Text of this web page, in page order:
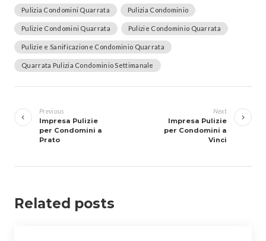
Pulizia Condomini Quarrata Pulizia Condominio
Pulizie Condomini Quarrata Pulizie Condominio Quarrata
Pulizie e Sanificazione Condominio Quarrata
Quarrata Pulizia Condominio Settimanale
articoli
Previous
Impresa Pulizie
per Condomini a
Prato
Next
Impresa Pulizie
per Condomini a
Vinci
Related posts